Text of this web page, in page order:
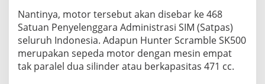
Nantinya, motor tersebut akan disebar ke 468
Satuan Penyelenggara Administrasi SIM (Satpas)
seluruh Indonesia. Adapun Hunter Scramble SK500
merupakan sepeda motor dengan mesin empat
tak paralel dua silinder atau berkapasitas 471 cc.